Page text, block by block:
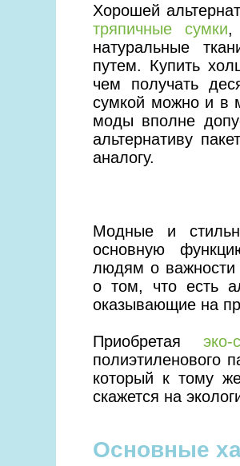
Хорошей
тряпичные сумки,
натуральные
путем. Купить
чем получать
сумкой можно и в
моды вполне
альтернативу
аналогу.
Модные и
основную
людям о важности
о том, что есть
оказывающие на
Приобретаяэко-
полиэтиленового
который к тому
скажется на
Основные